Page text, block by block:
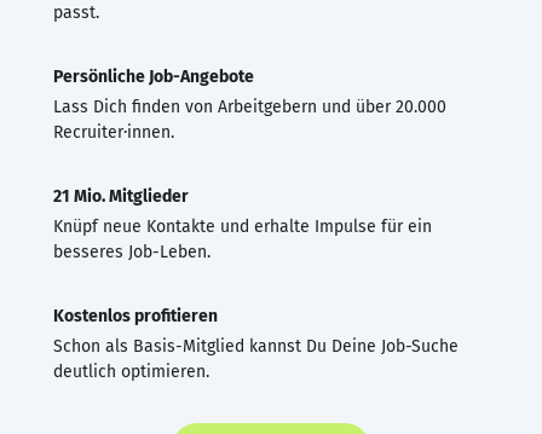
passt.
Persönliche Job-Angebote
Lass Dich finden von Arbeitgebern und über 20.000
Recruiter·innen.
21 Mio. Mitglieder
Knüpf neue Kontakte und erhalte Impulse für ein
besseres Job-Leben.
Kostenlos profitieren
Schon als Basis-Mitglied kannst Du Deine Job-Suche
deutlich optimieren.